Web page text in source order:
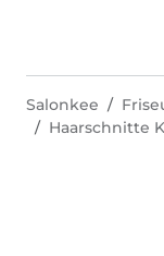
Salonkee
Haarschnitte